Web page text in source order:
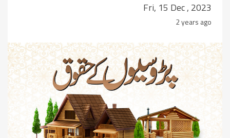
Fri, 15 Dec , 2023
2 years ago